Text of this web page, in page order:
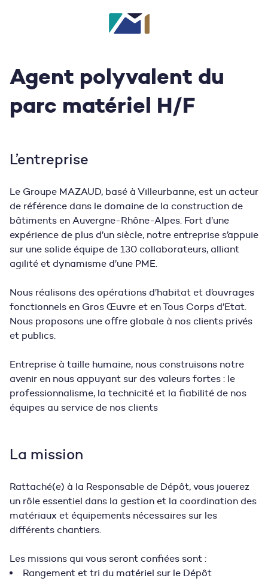
Agent polyvalent du
parc matériel H/F
L’entreprise
Le Groupe MAZAUD, basé à Villeurbanne, est un acteur
de référence dans le domaine de la construction de
bâtiments en Auvergne-Rhône-Alpes. Fort d’une
expérience de plus d’un siècle, notre entreprise s’appuie
sur une solide équipe de 130 collaborateurs, alliant
agilité et dynamisme d’une PME.
Nous réalisons des opérations d’habitat et d’ouvrages
fonctionnels en Gros Œuvre et en Tous Corps d’Etat.
Nous proposons une offre globale à nos clients privés
et publics.
Entreprise à taille humaine, nous construisons notre
avenir en nous appuyant sur des valeurs fortes : le
professionnalisme, la technicité et la fiabilité de nos
équipes au service de nos clients
La mission
Rattaché(e) à la Responsable de Dépôt, vous jouerez
un rôle essentiel dans la gestion et la coordination des
matériaux et équipements nécessaires sur les
différents chantiers.
Les missions qui vous seront confiées sont :
Rangement et tri du matériel sur le Dépôt